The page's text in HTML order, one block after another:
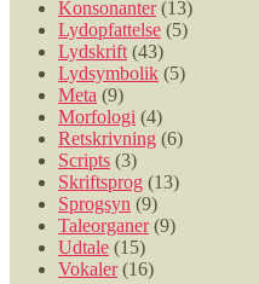
Konsonanter(13)
Lydopfattelse (5)
Lydskrift (43)
Lydsymbolik (5)
Meta (9)
Morfologi (4)
Retskrivning (6)
Scripts (3)
Skriftsprog (13)
Sprogsyn (9)
Taleorganer(9)
Udtale (15)
Vokaler(16)